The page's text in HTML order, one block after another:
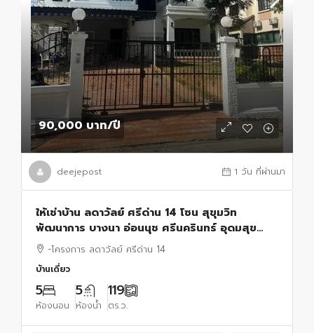
90,000 บาท/ปี
deejepost 1 วัน ที่ผ่านมา
ให้เช่าบ้าน ลดาวัลย์ ศรีด่าน 14 โซน สุขุมวิท
พัฒนาการ บางนา อ่อนนุช ศรีนครินทร์ อุดมสุข
สำโรง จดทะเบียนได้ เลี้ยงสัตว์ได้ มีห้องแม่บ้าน
-โครงการ ลดาวัลย์ ศรีด่าน 14
บ้านเดี่ยว
5
ห้องนอน
5
ห้องน้ำ
119
ตร.ว.